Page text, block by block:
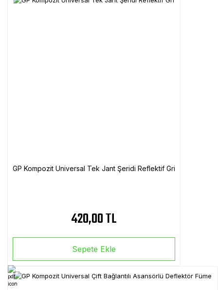
GP Kompozit Universal Tek Jant Şeridi Reflektif Gri
420,00 TL
Sepete Ekle